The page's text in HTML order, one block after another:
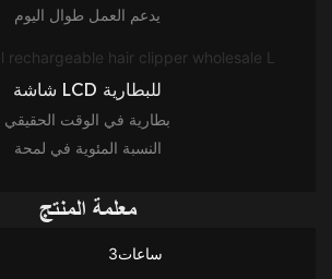
يدعم العمل طوال اليوم
شاشة LCD للبطارية
بطارية في الوقت الحقيقي
النسبة المئوية في لمحة
معلمة المنتج
ساعات3